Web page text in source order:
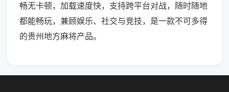
畅无卡顿，加载速度快，支持跨平台对战，随时随地
都能畅玩，兼顾娱乐、社交与竞技，是一款不可多得
的贵州地方麻将产品。